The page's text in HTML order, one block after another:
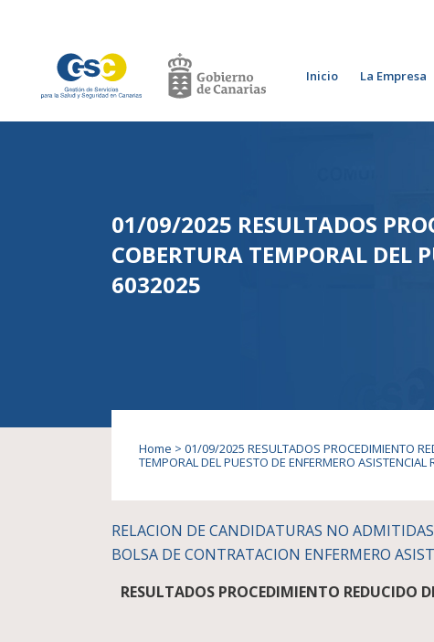
Inicio La Empresa
01/09/2025 RESULTADOS
COBERTURA TEMPORAL DEL
6032025
Home > 01/09/2025 RESULTADOS PROCEDIMIENTO
TEMPORAL DEL PUESTO DE ENFERMERO
RELACION DE CANDIDATURAS NO ADMITIDAS
BOLSA DE CONTRATACION ENFERMERO
RESULTADOS PROCEDIMIENTO REDUCIDO